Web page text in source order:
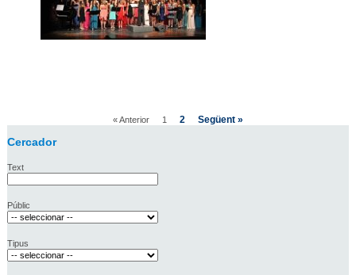
« Anterior 1 2 Següent »
Cercador
Text
Públic
Tipus